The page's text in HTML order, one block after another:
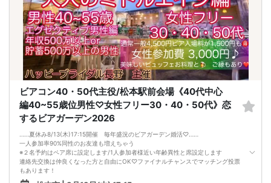
映画に行ったり、旅行に行けるように、
「奥手男子専用の恋愛婚活攻略」
を用意しています！
ぜひこの先を読み進めてみてください👇
※講師の急用以外はたとえ参加人数が1人でも
その人のために必ず実施します
※はじめてセミナーに参加する方も
ビデオオフでも参加OKにしているので
安心してください
ビアコン40・50代主役/松本駅前会場《40代中心
編40~55歳位男性♡女性フリー30・40・50代》恋
するビアガーデン2026
……夏休み8/13(木)17:15開催 毎年盛況のビアガーデン婚活♡……
一人参加率90%同性のお友達も増えちゃう
※２名予約はペア席に設定します/1人参加者様近い年齢異性と席設定します
連絡先交換は仲良くなった方と自由にOK♡ファイナルチャンスでマッチング投票
もあります！
初夏の土曜の夜を美味しいお料理とお飲み物♪素敵なご縁をを楽しみましょう✨